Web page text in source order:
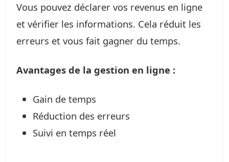
Vous pouvez déclarer vos revenus en ligne
et vérifier les informations. Cela réduit les
erreurs et vous fait gagner du temps.
Avantages de la gestion en ligne :
Gain de temps
Réduction des erreurs
Suivi en temps réel